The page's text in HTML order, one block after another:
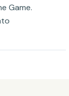
Game.